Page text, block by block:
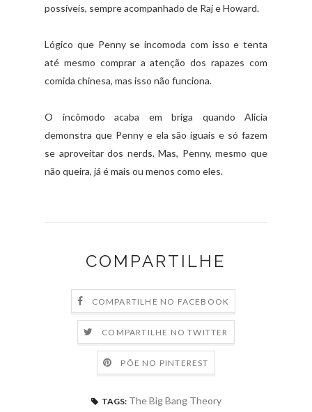
possíveis, sempre acompanhado de Raj e Howard.
Lógico que Penny se incomoda com isso e tenta
até mesmo comprar a atenção dos rapazes com
comida chinesa, mas isso não funciona.
O incômodo acaba em briga quando Alicia
demonstra que Penny e ela são iguais e só fazem
se aproveitar dos nerds. Mas, Penny, mesmo que
não queira, já é mais ou menos como eles.
COMPARTILHE
COMPARTILHE NO FACEBOOK
COMPARTILHE NO TWITTER
PÕE NO PINTEREST
TAGS: The Big Bang Theory